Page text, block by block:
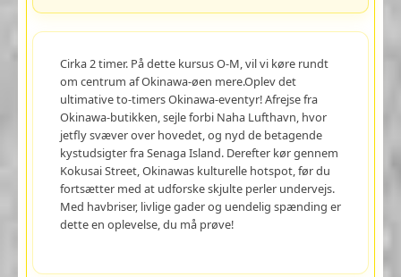
Cirka 2 timer. På dette kursus O-M, vil vi køre rundt
om centrum af Okinawa-øen mere.Oplev det
ultimative to-timers Okinawa-eventyr! Afrejse fra
Okinawa-butikken, sejle forbi Naha Lufthavn, hvor
jetfly svæver over hovedet, og nyd de betagende
kystudsigter fra Senaga Island. Derefter kør gennem
Kokusai Street, Okinawas kulturelle hotspot, før du
fortsætter med at udforske skjulte perler undervejs.
Med havbriser, livlige gader og uendelig spænding er
dette en oplevelse, du må prøve!